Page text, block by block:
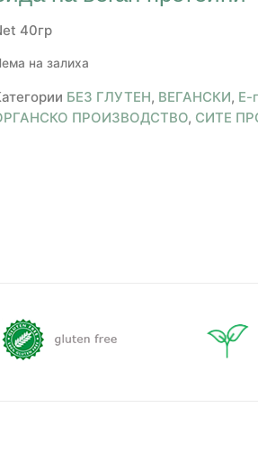
40гр
на залиха
БЕЗ ГЛУТЕН, ВЕГАНСКИ, Е-
ПРОИЗВОДСТВО, СИТЕ